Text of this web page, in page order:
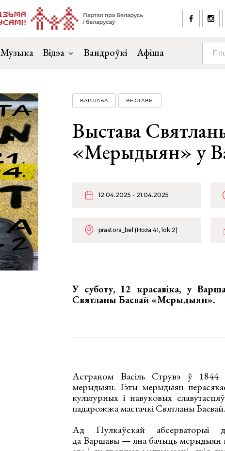
Музыка Відэа Вандроўкі Афіша
ВАРШАВА ВЫСТАВЫ
Выстава
«Мерыдыян» у
12.04.2025 - 21.04.2025
prastora_bel (Hoża 41, lok 2)
У суботу, 12 красавіка, у
Святланы Баевай «Мерыдыян».
Астраном Васіль Струвэ ў 1844
мерыдыян. Гэты мерыдыян
культурных і навуковых
падарожжа мастачкі Святланы Баевай.
Ад Пулкаўскай
да Варшавы — яна бачыць мерыдыян